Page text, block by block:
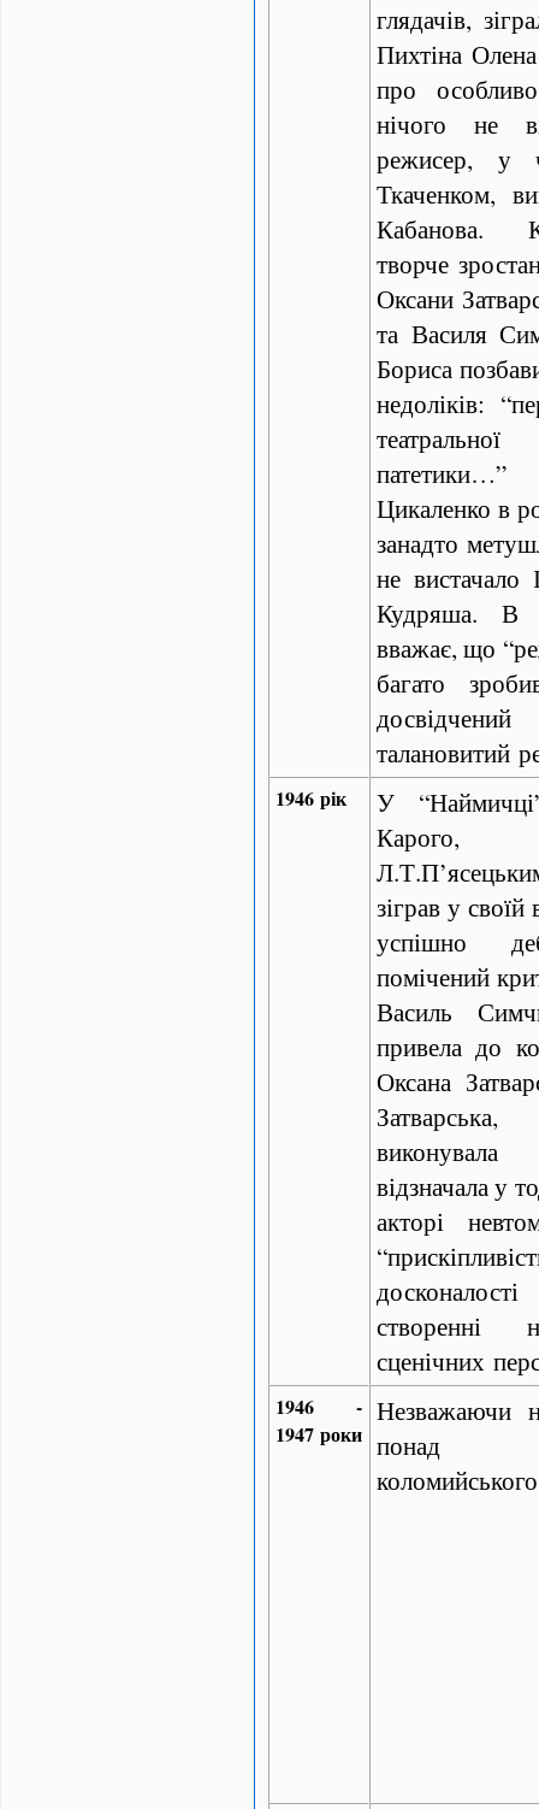
глядачів,
Пихтіна
про
нічого не
режисер, у
Ткаченком,
Кабанова.
творче
Оксани
та Василя
Бориса
недоліків:
Цикаленко в
занадто
не вистачало
Кудряша. В
вважає, що
багато
талановитий
1946 рік
У
Карого,
зіграв у
успішно
помічений
Василь
привела до
Оксана
відзначала у
акторі
створенні
сценічних
1946 -
1947 роки
Незважаючи
понад